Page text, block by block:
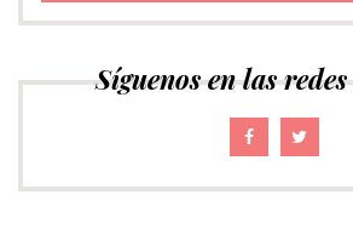
Síguenos en las